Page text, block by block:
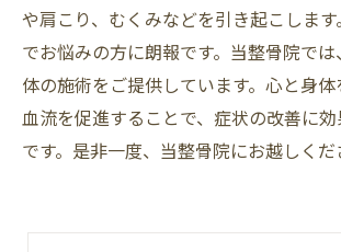
や肩こり、むくみなどを引き起こしま
でお悩みの方に朗報です。当整骨院では
体の施術をご提供しています。心と身体
血流を促進することで、症状の改善に
です。是非一度、当整骨院にお越しくだ